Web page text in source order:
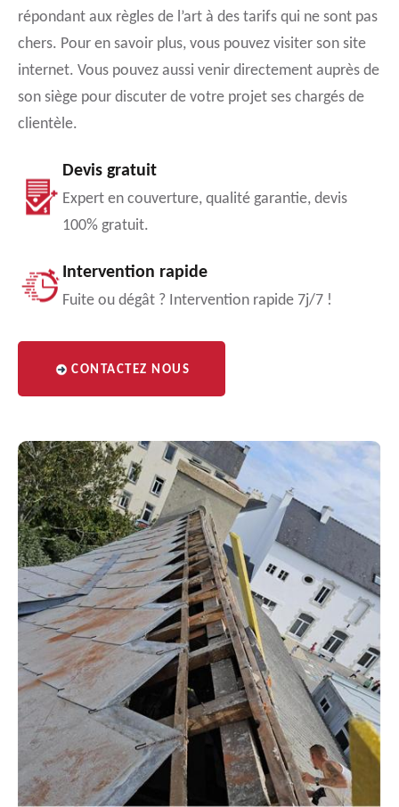
répondant aux règles de l’art à des tarifs qui ne sont pas
chers. Pour en savoir plus, vous pouvez visiter son site
internet. Vous pouvez aussi venir directement auprès de
son siège pour discuter de votre projet ses chargés de
clientèle.
Devis gratuit
Expert en couverture, qualité garantie, devis
100% gratuit.
Intervention rapide
Fuite ou dégât ? Intervention rapide 7j/7 !
CONTACTEZ NOUS